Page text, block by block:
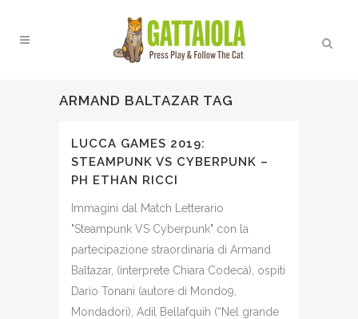
ARMAND BALTAZAR TAG
LUCCA GAMES 2019:
STEAMPUNK VS CYBERPUNK –
PH ETHAN RICCI
Immagini dal Match Letterario
"Steampunk VS Cyberpunk" con la
partecipazione straordinaria di Armand
Baltazar, (interprete Chiara Codecà), ospiti
Dario Tonani (autore di Mondo9,
Mondadori), Adil Bellafquih (“Nel grande